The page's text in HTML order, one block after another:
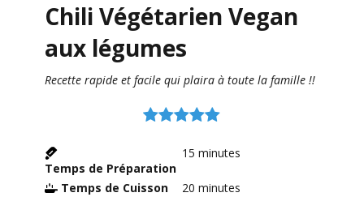
Chili Végétarien Vegan
aux légumes
Recette rapide et facile qui plaira à toute la famille !!
Temps de Préparation
15 minutes
Temps de Cuisson 20 minutes